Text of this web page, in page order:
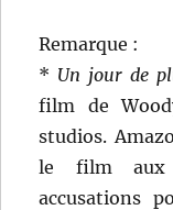
Remarque :
* Un jour de
film de
studios.
le film aux
accusations